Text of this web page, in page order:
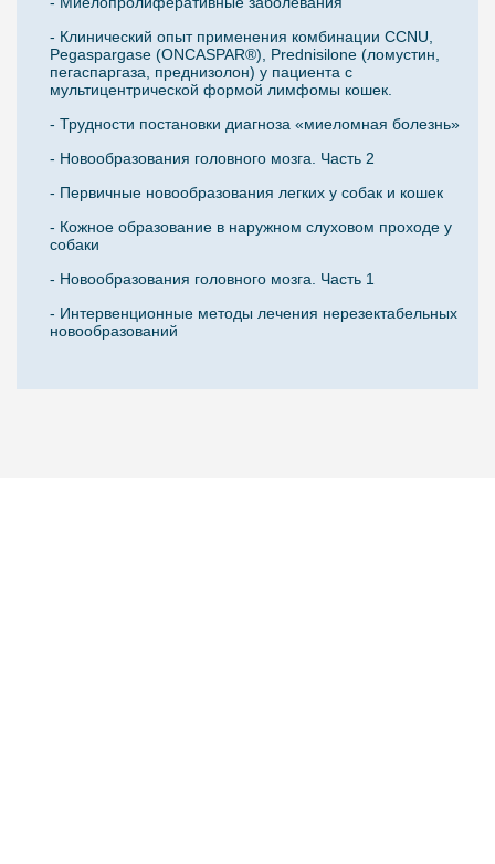
- Клинический опыт применения комбинации CCNU,
Pegaspargase (ONCASPAR®), Prednisilone (ломустин,
пегаспаргаза, преднизолон) у пациента с
мультицентрической формой лимфомы кошек.
- Трудности постановки диагноза «миеломная болезнь»
- Новообразования головного мозга. Часть 2
- Первичные новообразования легких у собак и кошек
- Кожное образование в наружном слуховом проходе у
собаки
- Новообразования головного мозга. Часть 1
- Интервенционные методы лечения нерезектабельных
новообразований